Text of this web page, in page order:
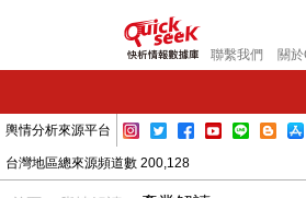
聯繫我們 關
輿情分析來源平台
台灣地區總來源頻道數 200,128